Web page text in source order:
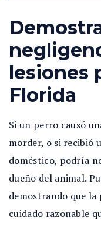
lesiones
Florida
Si un perro causó
morder, o si recibió
doméstico, podría
dueño del animal.
demostrando que la
cuidado razonable